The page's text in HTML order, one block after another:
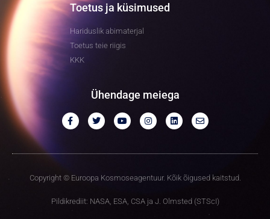
Toetus ja küsimused
Hariduslik abimaterjal
Toetus teie riigis
KKK
Ühendage meiega
Copyright © Euroopa Kosmoseagentuur. Kõik õigused kaitstud.
Pildikrediit: NASA, ESA, CSA ja J. Olmsted (STScI)